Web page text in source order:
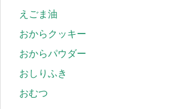
えごま油
おからクッキー
おからパウダー
おしりふき
おむつ